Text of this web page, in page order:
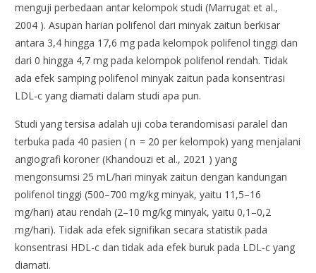
menguji perbedaan antar kelompok studi (Marrugat et al.,
2004 ). Asupan harian polifenol dari minyak zaitun berkisar
antara 3,4 hingga 17,6 mg pada kelompok polifenol tinggi dan
dari 0 hingga 4,7 mg pada kelompok polifenol rendah. Tidak
ada efek samping polifenol minyak zaitun pada konsentrasi
LDL-c yang diamati dalam studi apa pun.
Studi yang tersisa adalah uji coba terandomisasi paralel dan
terbuka pada 40 pasien ( n = 20 per kelompok) yang menjalani
angiografi koroner (Khandouzi et al., 2021 ) yang
mengonsumsi 25 mL/hari minyak zaitun dengan kandungan
polifenol tinggi (500–700 mg/kg minyak, yaitu 11,5–16
mg/hari) atau rendah (2–10 mg/kg minyak, yaitu 0,1–0,2
mg/hari). Tidak ada efek signifikan secara statistik pada
konsentrasi HDL-c dan tidak ada efek buruk pada LDL-c yang
diamati.